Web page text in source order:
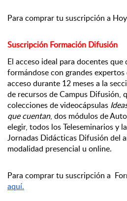
Para comprar tu suscripción a
Suscripción Formación Difusión
El acceso ideal para docentes que
formándose con grandes expertos
acceso durante 12 meses a la
de recursos de Campus Difusión,
colecciones de videocápsulas
que cuentan, dos módulos de
elegir, todos los Teleseminarios y
Jornadas Didácticas Difusión del
modalidad presencial u online.
Para comprar tu suscripción a
aquí.